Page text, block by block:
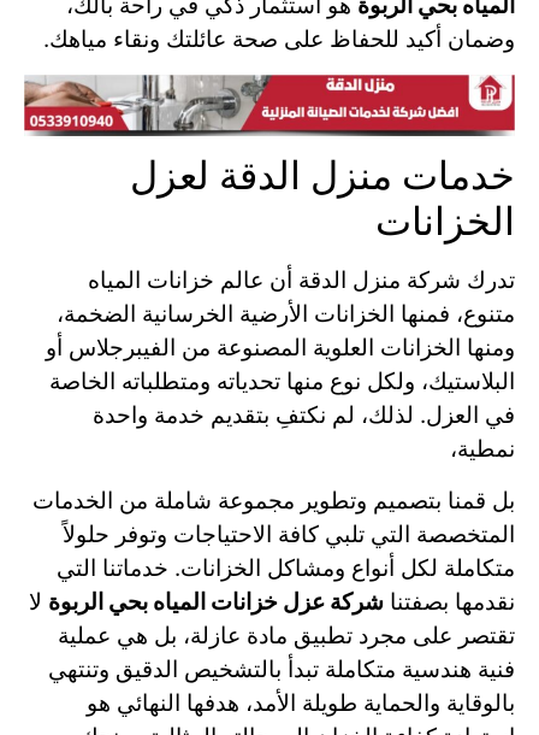
المياه بحي الربوة هو استثمار ذكي في راحة بالك،
وضمان أكيد للحفاظ على صحة عائلتك ونقاء مياهك.
خدمات منزل الدقة لعزل
الخزانات
تدرك شركة منزل الدقة أن عالم خزانات المياه
متنوع، فمنها الخزانات الأرضية الخرسانية الضخمة،
ومنها الخزانات العلوية المصنوعة من الفيبرجلاس أو
البلاستيك، ولكل نوع منها تحدياته ومتطلباته الخاصة
في العزل. لذلك، لم نكتفِ بتقديم خدمة واحدة
نمطية،
بل قمنا بتصميم وتطوير مجموعة شاملة من الخدمات
المتخصصة التي تلبي كافة الاحتياجات وتوفر حلولاً
متكاملة لكل أنواع ومشاكل الخزانات. خدماتنا التي
نقدمها بصفتنا شركة عزل خزانات المياه بحي الربوة لا
تقتصر على مجرد تطبيق مادة عازلة، بل هي عملية
فنية هندسية متكاملة تبدأ بالتشخيص الدقيق وتنتهي
بالوقاية والحماية طويلة الأمد، هدفها النهائي هو